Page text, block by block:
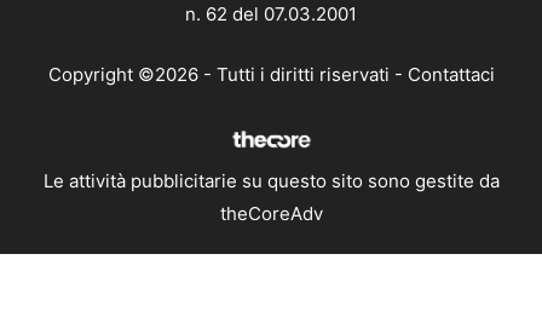
n. 62 del 07.03.2001
Copyright ©2026 - Tutti i diritti riservati - Contattaci
Le attività pubblicitarie su questo sito sono gestite da
theCoreAdv